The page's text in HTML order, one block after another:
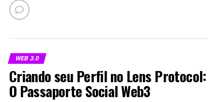
WEB 3.0
Criando seu Perfil no Lens Protocol:
O Passaporte Social Web3